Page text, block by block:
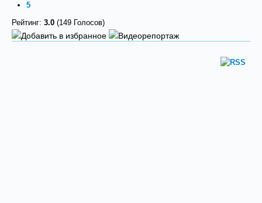
5
Рейтинг: 3.0 (149 Голосов)